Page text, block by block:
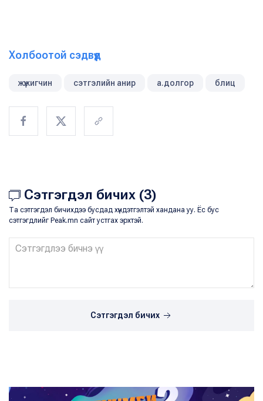
Холбоотой сэдвүүд
жүжигчин сэтгэлийн анир а.долгор блиц
Сэтгэгдэл бичих (3)
Та сэтгэгдэл бичихдээ бусдад хүндэтгэлтэй хандана уу. Ёс бус
сэтгэгдлийг Peak.mn сайт устгах эрхтэй.
Сэтгэгдэл бичих